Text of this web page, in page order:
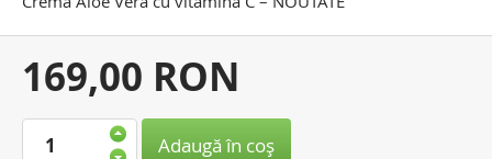
Preţul
dvs.:
169,00 RON
Adaugă în coş